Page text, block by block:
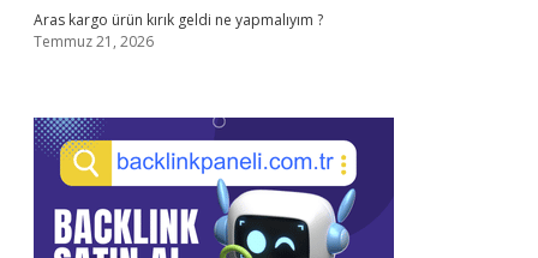
Aras kargo ürün kırık geldi ne yapmalıyım ?
Temmuz 21, 2026